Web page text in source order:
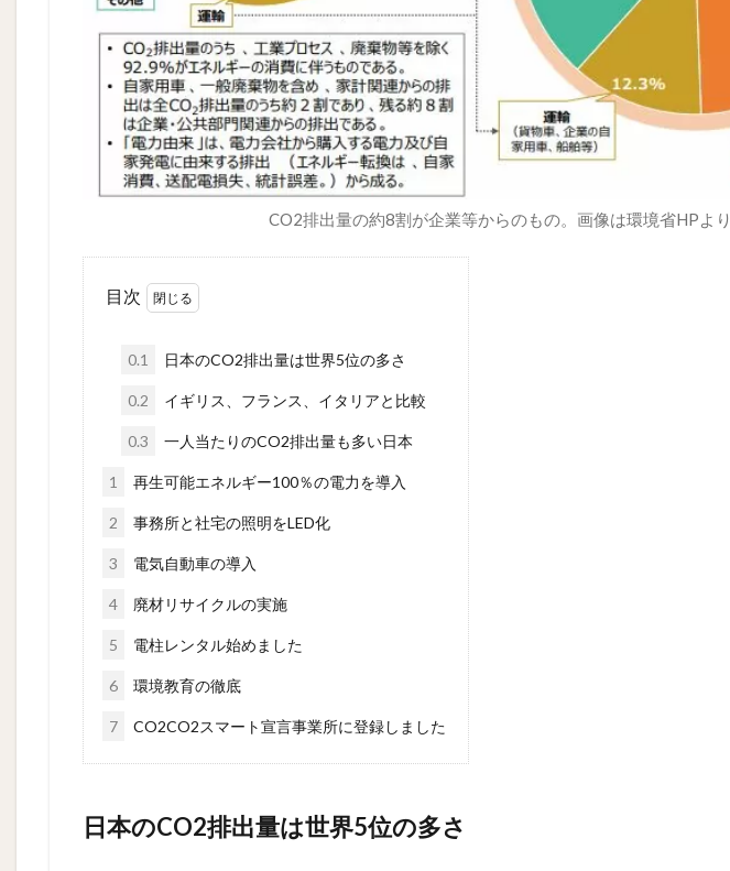
CO2排出量の約8割が企業等からのもの。画像は環境省HPより
目次
0.1 日本のCO2排出量は世界5位の多さ
0.2 イギリス、フランス、イタリアと比較
0.3 一人当たりのCO2排出量も多い日本
1 再生可能エネルギー100％の電力を導入
2 事務所と社宅の照明をLED化
3 電気自動車の導入
4 廃材リサイクルの実施
5 電柱レンタル始めました
6 環境教育の徹底
7 CO2CO2スマート宣言事業所に登録しました
日本のCO2排出量は世界5位の多さ